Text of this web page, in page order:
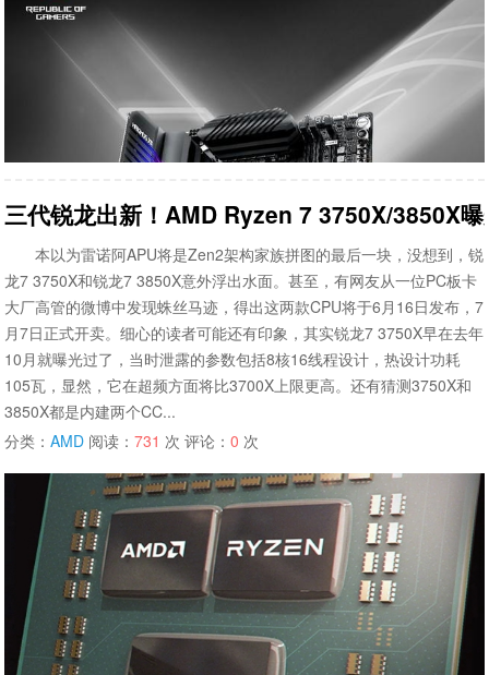
三代锐龙出新！AMD Ryzen 7 3750X/3850X
本以为雷诺阿APU将是Zen2架构家族拼图的最后一块，没想到，锐
龙7 3750X和锐龙7 3850X意外浮出水面。甚至，有网友从一位PC板卡
大厂高管的微博中发现蛛丝马迹，得出这两款CPU将于6月16日发布，7
月7日正式开卖。细心的读者可能还有印象，其实锐龙7 3750X早在去年
10月就曝光过了，当时泄露的参数包括8核16线程设计，热设计功耗
105瓦，显然，它在超频方面将比3700X上限更高。还有猜测3750X和
3850X都是内建两个CC...
分类：AMD 阅读：731 次 评论：0 次